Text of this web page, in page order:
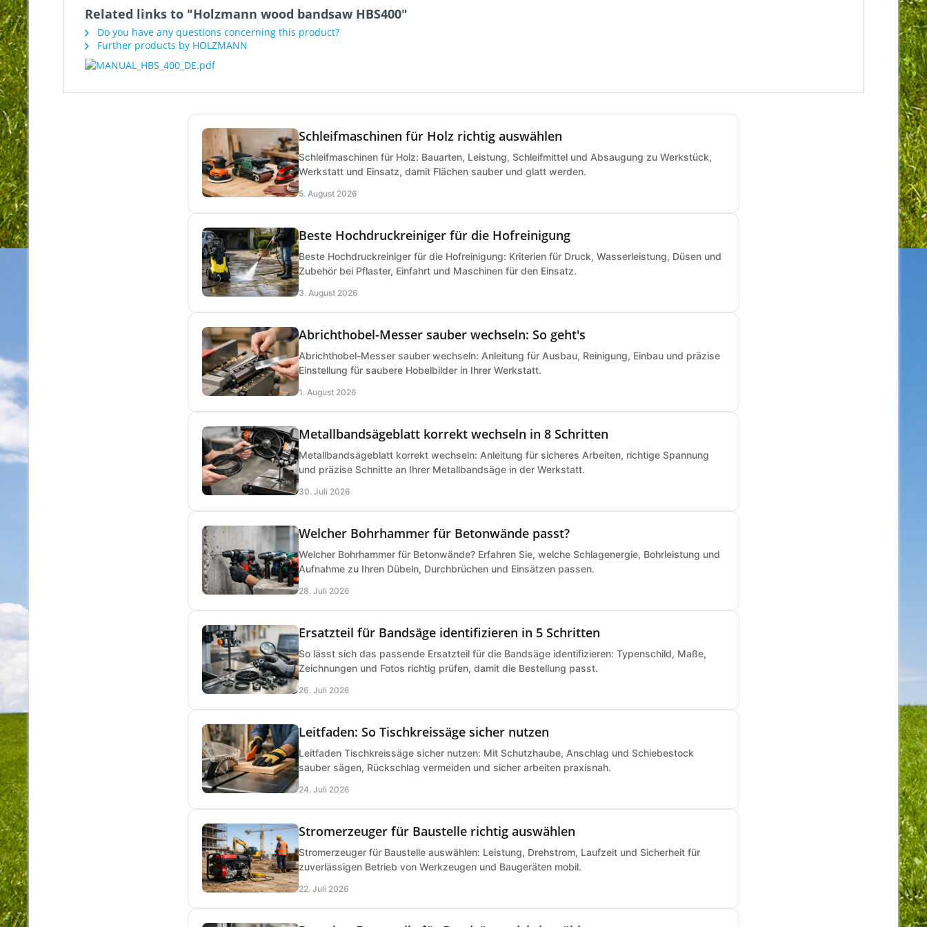
Related links to "Holzmann wood bandsaw HBS400"
Do you have any questions concerning this product?
Further products by HOLZMANN
Schleifmaschinen für Holz richtig auswählen
Schleifmaschinen für Holz: Bauarten, Leistung, Schleifmittel und Absaugung zu Werkstück,
Werkstatt und Einsatz, damit Flächen sauber und glatt werden.
5. August 2026
Beste Hochdruckreiniger für die Hofreinigung
Beste Hochdruckreiniger für die Hofreinigung: Kriterien für Druck, Wasserleistung, Düsen und
Zubehör bei Pflaster, Einfahrt und Maschinen für den Einsatz.
3. August 2026
Abrichthobel-Messer sauber wechseln: So geht's
Abrichthobel-Messer sauber wechseln: Anleitung für Ausbau, Reinigung, Einbau und präzise
Einstellung für saubere Hobelbilder in Ihrer Werkstatt.
1. August 2026
Metallbandsägeblatt korrekt wechseln in 8 Schritten
Metallbandsägeblatt korrekt wechseln: Anleitung für sicheres Arbeiten, richtige Spannung
und präzise Schnitte an Ihrer Metallbandsäge in der Werkstatt.
30. Juli 2026
Welcher Bohrhammer für Betonwände passt?
Welcher Bohrhammer für Betonwände? Erfahren Sie, welche Schlagenergie, Bohrleistung und
Aufnahme zu Ihren Dübeln, Durchbrüchen und Einsätzen passen.
28. Juli 2026
Ersatzteil für Bandsäge identifizieren in 5 Schritten
So lässt sich das passende Ersatzteil für die Bandsäge identifizieren: Typenschild, Maße,
Zeichnungen und Fotos richtig prüfen, damit die Bestellung passt.
26. Juli 2026
Leitfaden: So Tischkreissäge sicher nutzen
Leitfaden Tischkreissäge sicher nutzen: Mit Schutzhaube, Anschlag und Schiebestock
sauber sägen, Rückschlag vermeiden und sicher arbeiten praxisnah.
24. Juli 2026
Stromerzeuger für Baustelle richtig auswählen
Stromerzeuger für Baustelle auswählen: Leistung, Drehstrom, Laufzeit und Sicherheit für
zuverlässigen Betrieb von Werkzeugen und Baugeräten mobil.
22. Juli 2026